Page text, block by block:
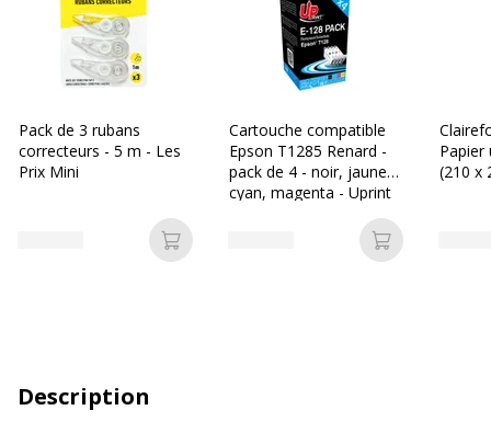
Pack de 3 rubans
correcteurs - 5 m - Les
Prix Mini
Ajouter au panier
Cartouche compatible
Epson T1285 Renard -
pack de 4 - noir, jaune,
cyan, magenta - Uprint
Ajouter au
Papier
(210 x
Description